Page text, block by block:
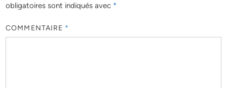
obligatoires sont indiqués avec *
COMMENTAIRE *